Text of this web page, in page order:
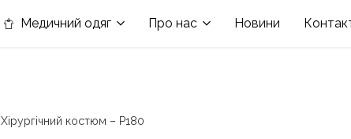
в номінації «Кращій виробник медичного одягу»
Медичний одяг Про нас Новини
Хірургічний костюм – P180